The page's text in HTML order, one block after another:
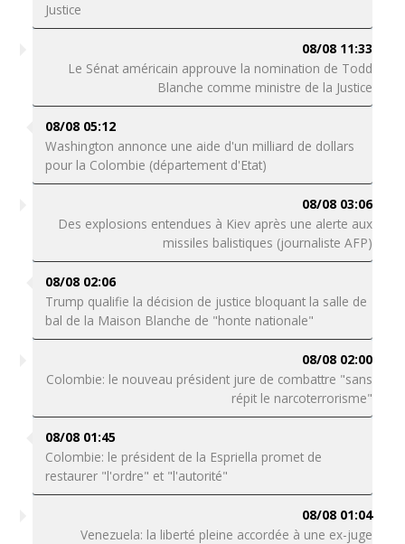
Justice
08/08 11:33
Le Sénat américain approuve la nomination de Todd
Blanche comme ministre de la Justice
08/08 05:12
Washington annonce une aide d'un milliard de dollars
pour la Colombie (département d'Etat)
08/08 03:06
Des explosions entendues à Kiev après une alerte aux
missiles balistiques (journaliste AFP)
08/08 02:06
Trump qualifie la décision de justice bloquant la salle de
bal de la Maison Blanche de "honte nationale"
08/08 02:00
Colombie: le nouveau président jure de combattre "sans
répit le narcoterrorisme"
08/08 01:45
Colombie: le président de la Espriella promet de
restaurer "l'ordre" et "l'autorité"
08/08 01:04
Venezuela: la liberté pleine accordée à une ex-juge